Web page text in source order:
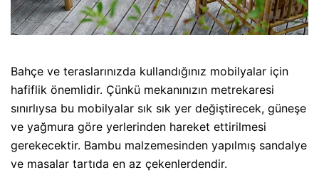
Bahçe ve teraslarınızda kullandığınız mobilyalar için
hafiflik önemlidir. Çünkü mekanınızın metrekaresi
sınırlıysa bu mobilyalar sık sık yer değiştirecek, güneşe
ve yağmura göre yerlerinden hareket ettirilmesi
gerekecektir. Bambu malzemesinden yapılmış sandalye
ve masalar tartıda en az çekenlerdendir.